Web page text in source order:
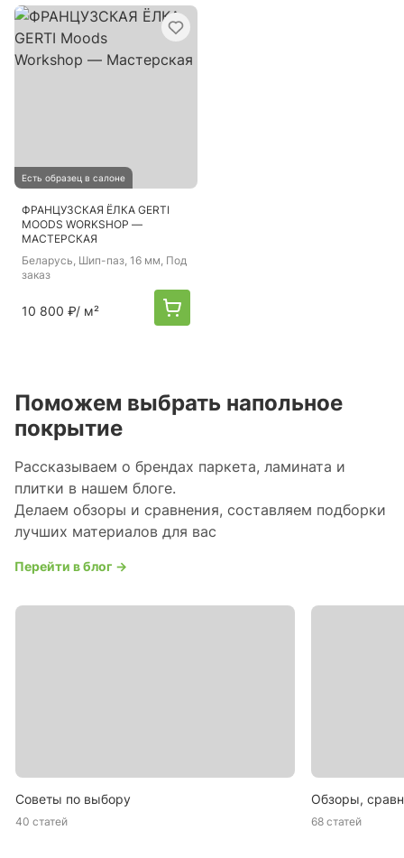
Есть образец в салоне
ФРАНЦУЗСКАЯ ЁЛКА GERTI
MOODS WORKSHOP —
МАСТЕРСКАЯ
Беларусь, Шип-паз, 16 мм, Под
заказ
10 800 ₽/ м²
Поможем выбрать напольное
покрытие
Рассказываем о брендах паркета, ламината и
плитки в нашем блоге.
Делаем обзоры и сравнения, составляем подборки
лучших материалов для вас
Перейти в блог →
Советы по выбору
40 статей
Обзоры,
68 статей